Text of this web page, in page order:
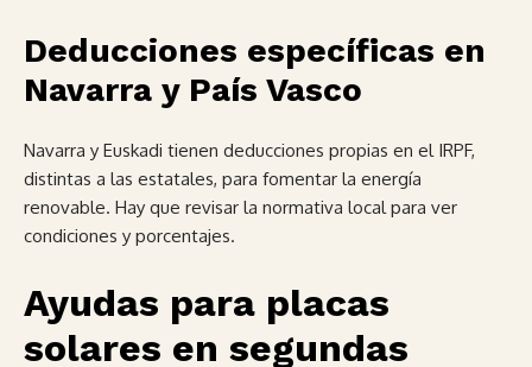
Deducciones específicas en
Navarra y País Vasco
Navarra y Euskadi tienen deducciones propias en el IRPF,
distintas a las estatales, para fomentar la energía
renovable. Hay que revisar la normativa local para ver
condiciones y porcentajes.
Ayudas para placas
solares en segundas